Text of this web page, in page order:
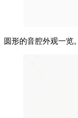
圆形的音腔外观一览。